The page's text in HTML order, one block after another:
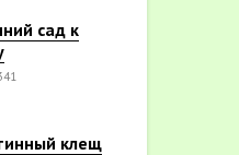
сад к
клещ